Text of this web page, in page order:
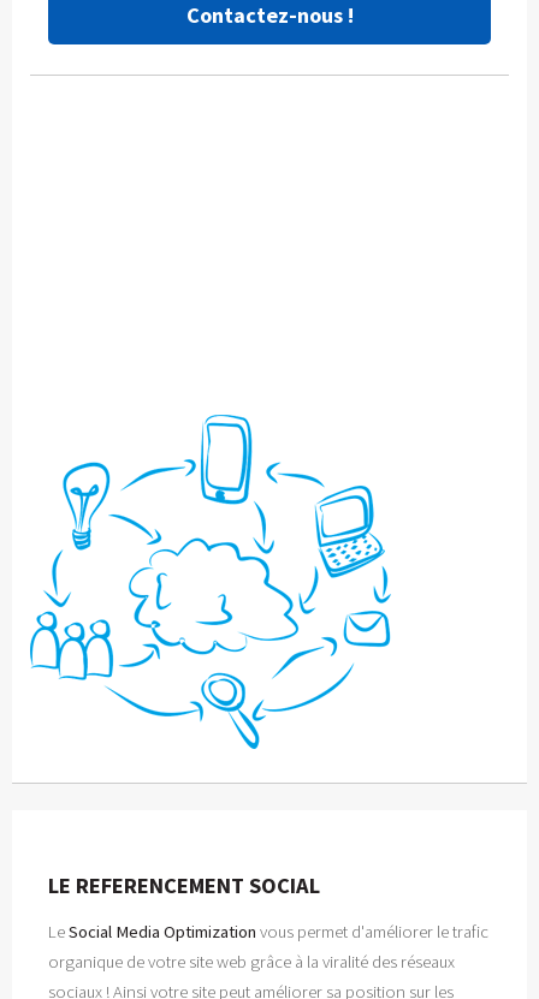
Contactez-nous !
LE REFERENCEMENT SOCIAL
LeSocial Media Optimization vous permet d'améliorer le trafic
organique de votre site web grâce à la viralité des réseaux
sociaux ! Ainsi votre site peut améliorer sa position sur les